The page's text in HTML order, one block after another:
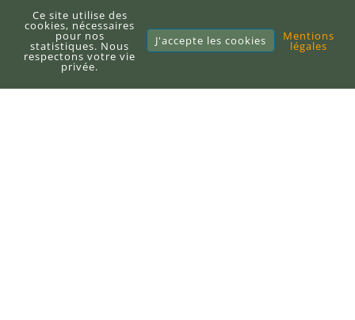
À propos du blog
Sitemap
E-books
Ce site utilise des
cookies, nécessaires
pour nos
statistiques. Nous
respectons votre vie
privée.
J'accepte les cookies Mentions
légales